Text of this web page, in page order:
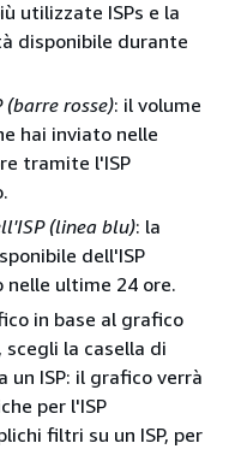
utilizzate ISPs e la
disponibile durante
(barre rosse): il volume
hai inviato nelle
tramite l'ISP
(linea blu): la
dell'ISP
nelle ultime 24 ore.
in base al grafico
, scegli la casella di
un ISP: il grafico verrà
per l'ISP
filtri su un ISP, per